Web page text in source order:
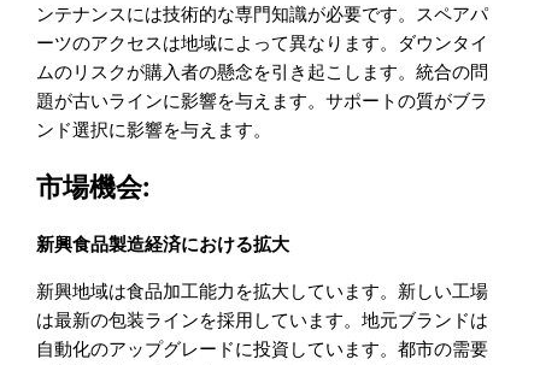
ンテナンスには技術的な専門知識が必要です。スペアパ
ーツのアクセスは地域によって異なります。ダウンタイ
ムのリスクが購入者の懸念を引き起こします。統合の問
題が古いラインに影響を与えます。サポートの質がブラ
ンド選択に影響を与えます。
市場機会:
新興食品製造経済における拡大
新興地域は食品加工能力を拡大しています。新しい工場
は最新の包装ラインを採用しています。地元ブランドは
自動化のアップグレードに投資しています。都市の需要